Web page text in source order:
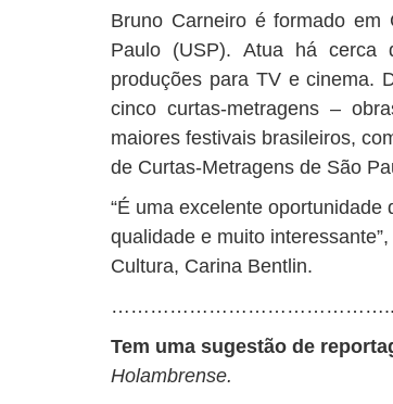
Bruno Carneiro é formado
Paulo (USP). Atua há
produções para TV e cinema.
cinco curtas-metragens –
maiores festivais brasileiros,
de Curtas-Metragens de São
“É uma excelente
qualidade e muito
Cultura, Carina Bentlin.
……………………………………..
Tem uma sugestão de
Holambrense.